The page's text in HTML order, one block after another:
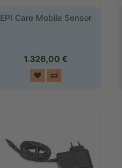
EPI Care Mobile Sensor
1.326,00 €